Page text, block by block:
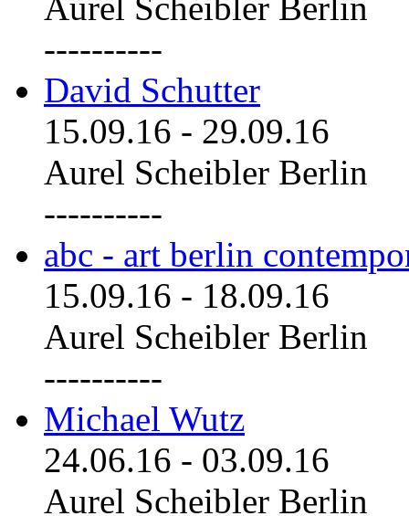
----------
David Schutter
15.09.16 - 29.09.16
Aurel Scheibler Berlin
----------
abc - art berlin
15.09.16 - 18.09.16
Aurel Scheibler Berlin
----------
Michael Wutz
24.06.16 - 03.09.16
Aurel Scheibler Berlin